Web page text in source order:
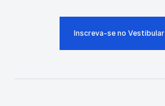
Inscreva-se no Vestibular